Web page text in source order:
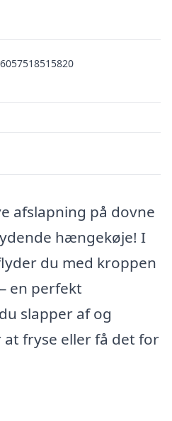
afslapning på dovne
hængekøje! I
du med kroppen
en perfekt
slapper af og
fryse eller få det for